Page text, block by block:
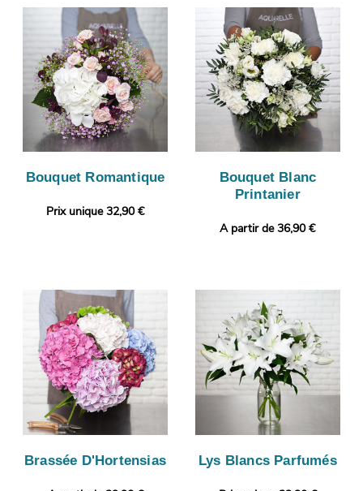
Bouquet Romantique
Prix unique 32,90 €
Bouquet Blanc
Printanier
A partir de 36,90 €
Brassée D'Hortensias Lys Blancs Parfumés